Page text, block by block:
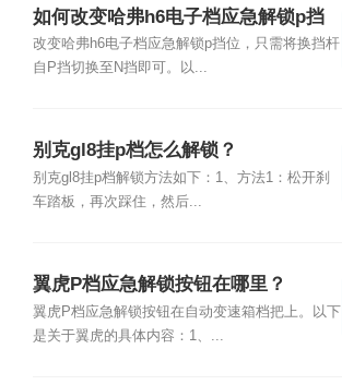
如何改变哈弗h6电子档应急解锁p挡
位？
改变哈弗h6电子档应急解锁p挡位，只需将换挡杆
自P挡切换至N挡即可。以...
别克gl8挂p档怎么解锁？
别克gl8挂p档解锁方法如下：1、方法1：松开刹
车踏板，再次踩住，然后...
翼虎P档应急解锁按钮在哪里？
翼虎P档应急解锁按钮在自动变速箱档把上。以下
是关于翼虎的具体内容：1、...